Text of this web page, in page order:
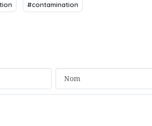
#contamination